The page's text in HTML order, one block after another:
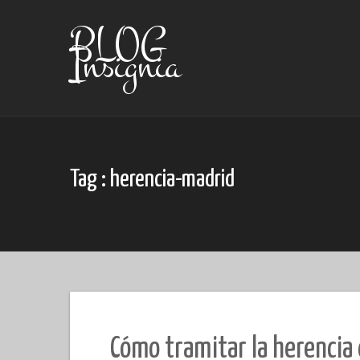
BLOG
Insignia
Tag : herencia-madrid
Cómo tramitar la herencia